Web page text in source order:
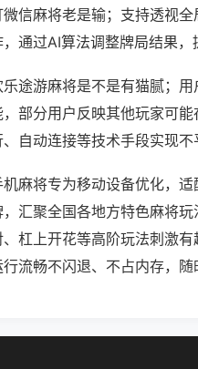
微信麻将老是输；支持透视
，通过AI算法调整牌局结果，
乐途游麻将是不是有猫腻；用
，部分用户反映其他玩家可
自动连接等技术手段实现不
机麻将专为移动设备优化，
，汇聚全国各地方特色麻将
、杠上开花等高阶玩法刺激
行流畅不闪退、不占内存，随